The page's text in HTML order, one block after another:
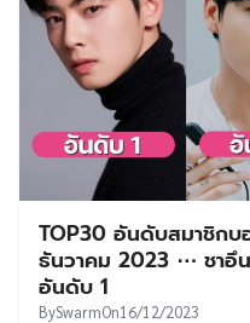
TOP30 อันดับสมาชิกบ
ธันวาคม 2023 ⋯ ชาอึ
อันดับ 1
BySwarmOn16/12/2023